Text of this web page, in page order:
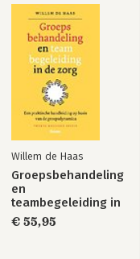
Willem de Haas
Groepsbehandeling
en
teambegeleiding in
de zorg
€ 55,95